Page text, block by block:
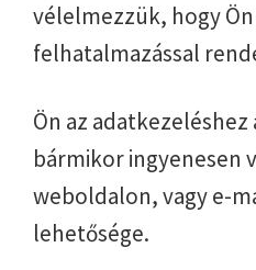
vélelmezzük, hogy
felhatalmazással
Ön az
bármikor ingyenesen
weboldalon, vagy e-
lehetősége.